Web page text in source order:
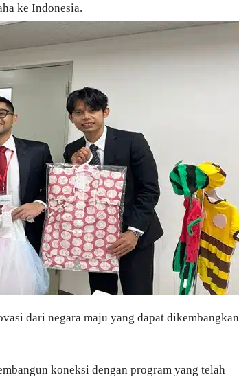
ke Indonesia.
dari negara maju yang dapat dikembangkan
koneksi dengan program yang telah